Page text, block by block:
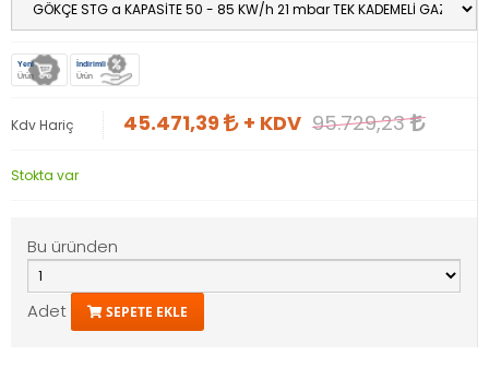
Yeni
Ürün
İndirimli
Ürün
Kdv Hariç 45.471,39 + KDV 95.729,23
Stokta var
Bu üründen
Adet SEPETE EKLE